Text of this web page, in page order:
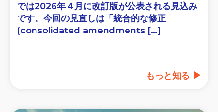
では2026年４月に改訂版が公表される見込み
です。今回の見直しは「統合的な修正
(consolidated amendments […]
もっと知る